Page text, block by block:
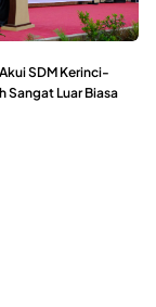
SDM Kerinci-
Sangat Luar Biasa